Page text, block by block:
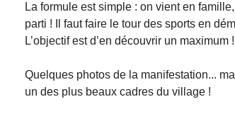
La formule est simple : on vient en
parti ! Il faut faire le tour des sports en
L’objectif est d’en découvrir un maximum !
Quelques photos de la manifestation...
un des plus beaux cadres du village !